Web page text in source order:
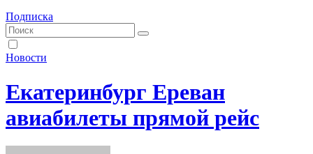
Подписка
Новости
Екатеринбург Ереван
авиабилеты прямой рейс